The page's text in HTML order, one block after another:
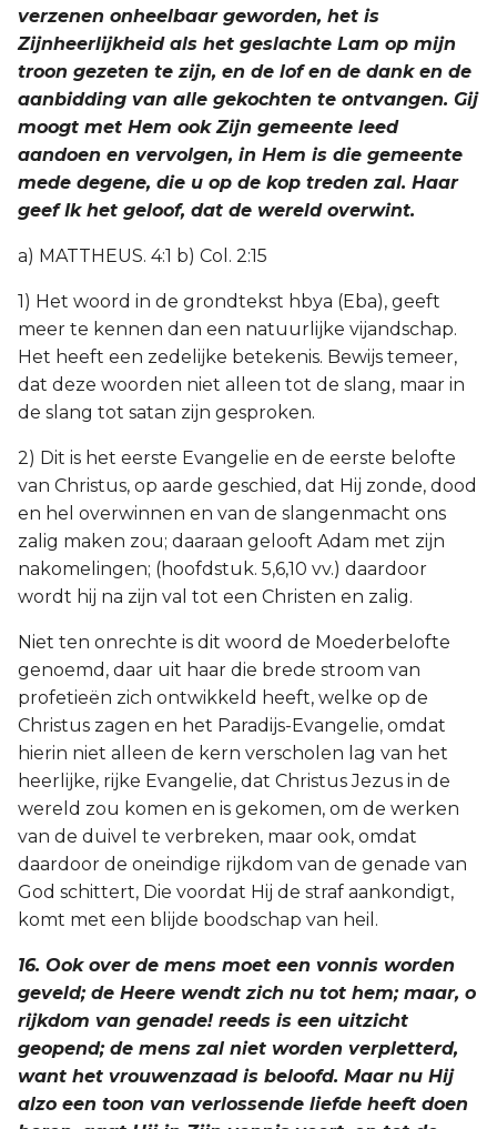
verzenen onheelbaar geworden, het is
Zijnheerlijkheid als het geslachte Lam op mijn
troon gezeten te zijn, en de lof en de dank en de
aanbidding van alle gekochten te ontvangen. Gij
moogt met Hem ook Zijn gemeente leed
aandoen en vervolgen, in Hem is die gemeente
mede degene, die u op de kop treden zal. Haar
geef Ik het geloof, dat de wereld overwint.
a) MATTHEUS. 4:1 b) Col. 2:15
1) Het woord in de grondtekst hbya (Eba), geeft
meer te kennen dan een natuurlijke vijandschap.
Het heeft een zedelijke betekenis. Bewijs temeer,
dat deze woorden niet alleen tot de slang, maar in
de slang tot satan zijn gesproken.
2) Dit is het eerste Evangelie en de eerste belofte
van Christus, op aarde geschied, dat Hij zonde, dood
en hel overwinnen en van de slangenmacht ons
zalig maken zou; daaraan gelooft Adam met zijn
nakomelingen; (hoofdstuk. 5,6,10 vv.) daardoor
wordt hij na zijn val tot een Christen en zalig.
Niet ten onrechte is dit woord de Moederbelofte
genoemd, daar uit haar die brede stroom van
profetieën zich ontwikkeld heeft, welke op de
Christus zagen en het Paradijs-Evangelie, omdat
hierin niet alleen de kern verscholen lag van het
heerlijke, rijke Evangelie, dat Christus Jezus in de
wereld zou komen en is gekomen, om de werken
van de duivel te verbreken, maar ook, omdat
daardoor de oneindige rijkdom van de genade van
God schittert, Die voordat Hij de straf aankondigt,
komt met een blijde boodschap van heil.
16. Ook over de mens moet een vonnis worden
geveld; de Heere wendt zich nu tot hem; maar, o
rijkdom van genade! reeds is een uitzicht
geopend; de mens zal niet worden verpletterd,
want het vrouwenzaad is beloofd. Maar nu Hij
alzo een toon van verlossende liefde heeft doen